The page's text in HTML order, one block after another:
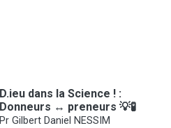
D.ieu dans la Science ! :
Donneurs ↔️ preneurs 💡🧪
Pr Gilbert Daniel NESSIM